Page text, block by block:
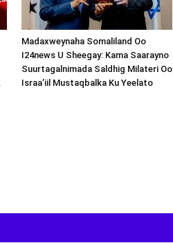
Madaxweynaha Somaliland Oo
I24news U Sheegay: Kama Saarayno
Suurtagalnimada Saldhig Milateri Oo
Israa’iil Mustaqbalka Ku Yeelato